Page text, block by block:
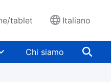
tablet Italiano
Chi siamo